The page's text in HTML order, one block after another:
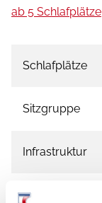
ab 5 Schlafplätze
Schlafplätze
Sitzgruppe
Infrastruktur
Betten